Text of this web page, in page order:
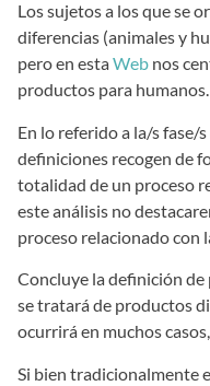
Los sujetos a los que se
diferencias (animales y
pero en estaWeb nos
productos para humanos.
En lo referido a la/s fase/
definiciones recogen de
totalidad de un proceso
este análisis no
proceso relacionado con
Concluye la definición
se tratará de productos
ocurrirá en muchos
Si bien tradicionalmente